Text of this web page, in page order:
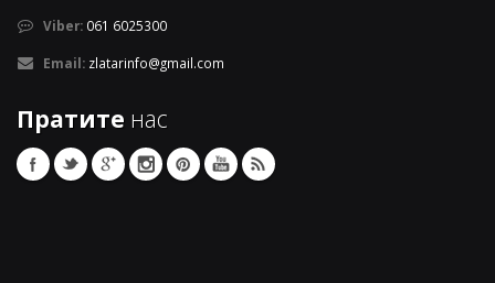
Viber: 061 6025300
Email: zlatarinfo@gmail.com
Пратите нас